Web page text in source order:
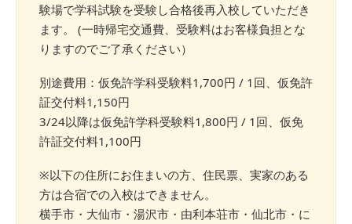
験場で学科試験を受験し合格後再入校していただき
ます。 (一時帰宅交通費、受験料はお客様負担とな
りますのでご了承ください）
別途費用：仮免許学科受験料1,700円 / 1回、仮免許
証交付料1,150円
3/24以降は仮免許学科受験料1,800円 / 1回、仮免
許証交付料1,100円
※以下の住所にお住まいの方、住民票、実家のある
方は合宿での入校はできません。
横手市・大仙市・湯沢市・由利本荘市・仙北市・に